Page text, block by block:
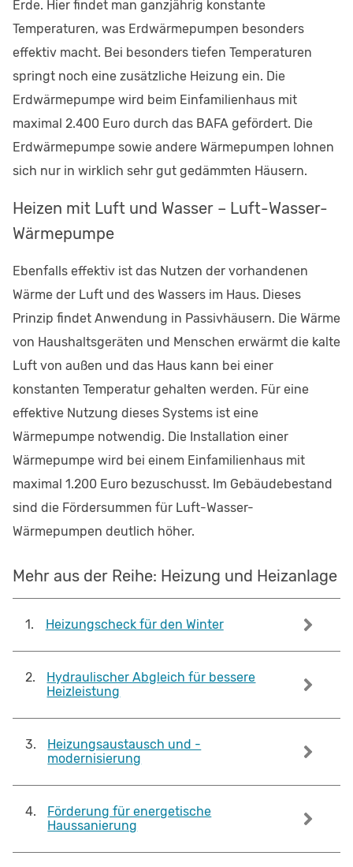
Erde. Hier findet man ganzjährig konstante
Temperaturen, was Erdwärmepumpen besonders
effektiv macht. Bei besonders tiefen Temperaturen
springt noch eine zusätzliche Heizung ein. Die
Erdwärmepumpe wird beim Einfamilienhaus mit
maximal 2.400 Euro durch das BAFA gefördert. Die
Erdwärmepumpe sowie andere Wärmepumpen lohnen
sich nur in wirklich sehr gut gedämmten Häusern.
Heizen mit Luft und Wasser – Luft-Wasser-
Wärmepumpe
Ebenfalls effektiv ist das Nutzen der vorhandenen
Wärme der Luft und des Wassers im Haus. Dieses
Prinzip findet Anwendung in Passivhäusern. Die Wärme
von Haushaltsgeräten und Menschen erwärmt die kalte
Luft von außen und das Haus kann bei einer
konstanten Temperatur gehalten werden. Für eine
effektive Nutzung dieses Systems ist eine
Wärmepumpe notwendig. Die Installation einer
Wärmepumpe wird bei einem Einfamilienhaus mit
maximal 1.200 Euro bezuschusst. Im Gebäudebestand
sind die Fördersummen für Luft-Wasser-
Wärmepumpen deutlich höher.
Mehr aus der Reihe: Heizung und Heizanlage
1. Heizungscheck für den Winter
2.
Hydraulischer Abgleich für bessere
Heizleistung
3.
Heizungsaustausch und -
modernisierung
4.
Förderung für energetische
Haussanierung